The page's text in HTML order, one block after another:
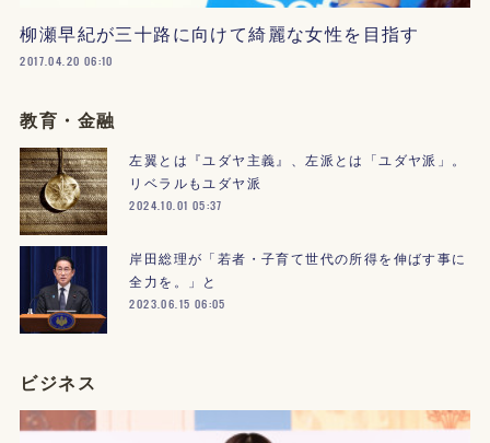
柳瀬早紀が三十路に向けて綺麗な女性を目指す
2017.04.20 06:10
教育・金融
左翼とは『ユダヤ主義』、左派とは「ユダヤ派」。
リベラルもユダヤ派
2024.10.01 05:37
岸田総理が「若者・子育て世代の所得を伸ばす事に
全力を。」と
2023.06.15 06:05
ビジネス